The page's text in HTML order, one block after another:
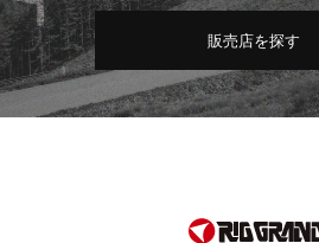
販売店を探す